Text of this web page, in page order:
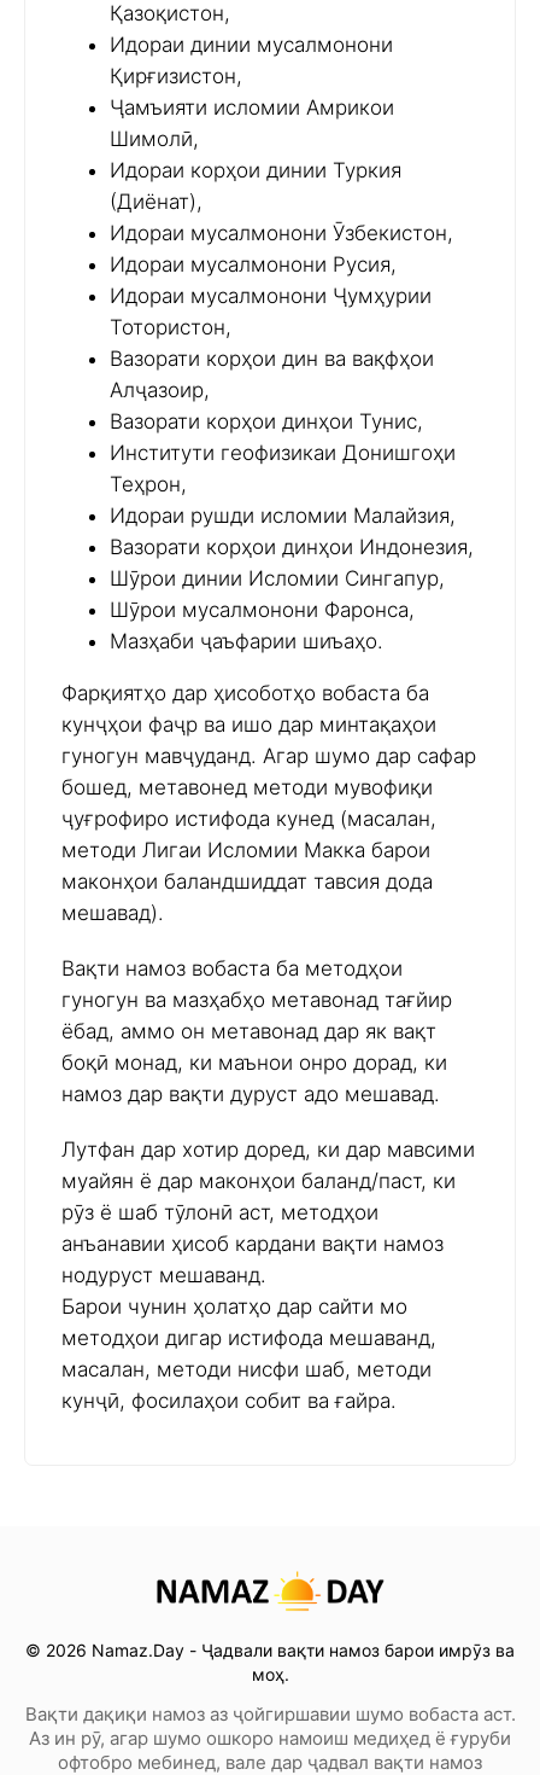
Қазоқистон,
Идораи динии мусалмонони
Қирғизистон,
Ҷамъияти исломии Амрикои
Шимолӣ,
Идораи корҳои динии Туркия
(Диёнат),
Идораи мусалмонони Ӯзбекистон,
Идораи мусалмонони Русия,
Идораи мусалмонони Ҷумҳурии
Тотористон,
Вазорати корҳои дин ва вақфҳои
Алҷазоир,
Вазорати корҳои динҳои Тунис,
Институти геофизикаи Донишгоҳи
Теҳрон,
Идораи рушди исломии Малайзия,
Вазорати корҳои динҳои Индонезия,
Шӯрои динии Исломии Сингапур,
Шӯрои мусалмонони Фаронса,
Мазҳаби ҷаъфарии шиъаҳо.
Фарқиятҳо дар ҳисоботҳо вобаста ба
кунҷҳои фаҷр ва ишо дар минтақаҳои
гуногун мавҷуданд. Агар шумо дар сафар
бошед, метавонед методи мувофиқи
ҷуғрофиро истифода кунед (масалан,
методи Лигаи Исломии Макка барои
маконҳои баландшиддат тавсия дода
мешавад).
Вақти намоз вобаста ба методҳои
гуногун ва мазҳабҳо метавонад тағйир
ёбад, аммо он метавонад дар як вақт
боқӣ монад, ки маънои онро дорад, ки
намоз дар вақти дуруст адо мешавад.
Лутфан дар хотир доред, ки дар мавсими
муайян ё дар маконҳои баланд/паст, ки
рӯз ё шаб тӯлонӣ аст, методҳои
анъанавии ҳисоб кардани вақти намоз
нодуруст мешаванд.
Барои чунин ҳолатҳо дар сайти мо
методҳои дигар истифода мешаванд,
масалан, методи нисфи шаб, методи
кунҷӣ, фосилаҳои собит ва ғайра.
© 2026 Namaz.Day - Ҷадвали вақти намоз барои имрӯз ва
моҳ.
Вақти дақиқи намоз аз ҷойгиршавии шумо вобаста аст.
Аз ин рӯ, агар шумо ошкоро намоиш медиҳед ё ғуруби
офтобро мебинед, вале дар ҷадвал вақти намоз